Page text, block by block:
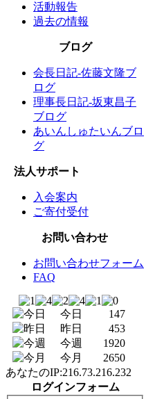
活動報告
過去の情報
ブログ
会長日記-佐藤文隆ブ
ログ
理事長日記-坂東昌子
ブログ
あいんしゅたいんブロ
グ
法人サポート
入会案内
ご寄付受付
お問い合わせ
お問い合わせフォーム
FAQ
今日
147
昨日
453
今週
1920
今月
2650
あなたのIP:216.73.216.232
ログインフォーム